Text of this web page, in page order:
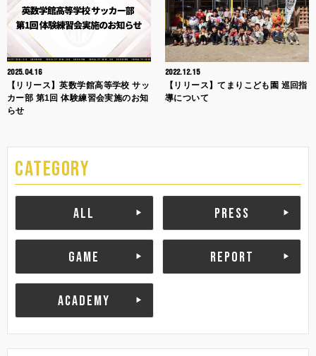
2025.04.16
【リリース】英数学館高等学校 サッ
カー部 第1回 体験練習会実施のお知
らせ
2022.12.15
【リリース】てまりこども園 巡回指
導について
CATEGORY
ALL PRESS
GAME REPORT
ACADEMY